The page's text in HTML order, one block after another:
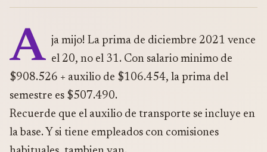
A ja mijo! La prima de diciembre 2021 vence
el 20, no el 31. Con salario minimo de
$908.526 + auxilio de $106.454, la prima del
semestre es $507.490.
Recuerde que el auxilio de transporte se incluye en
la base. Y si tiene empleados con comisiones